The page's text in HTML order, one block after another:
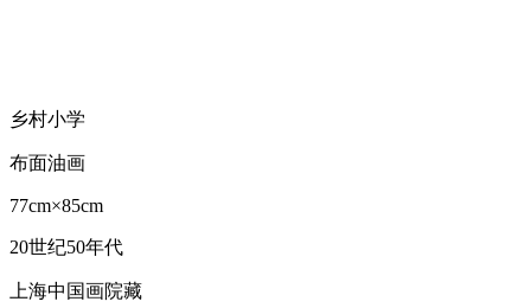
乡村小学
布面油画
77cm×85cm
20世纪50年代
上海中国画院藏